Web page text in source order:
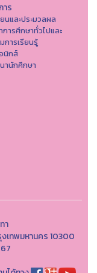
าร
นและประมวลผล
การศึกษาทั่วไปและ
การเรียนรู้
นิกส์
นักศึกษา
า
เทพมหานคร 10300